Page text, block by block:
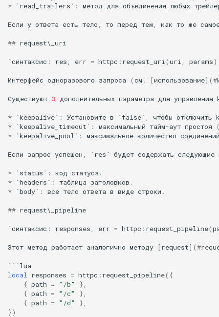
vod
vts
webp
xslt
xss
zip
zstd
*
` read_trailers ` : метод для объединения любых
Если у ответа есть тело то перед тем как то же
## request\ _uri
`синтаксис : res err = httpc : request_uri (uri params)
Интерфейс одноразового запроса (см . [использование](#
Существуют 3 дополнительных параметра для управления
* `keepalive` : Установите в `false` чтобы отключить
*
`keepalive_timeout ` : максимальный тайм-аут простоя
*
`keepalive_pool ` : максимальное количество
Если запрос успешен ` res ` будет содержать следующие
* ` status ` : код статуса .
*
`headers ` : таблица заголовков .
*
`body` : все тело ответа в виде строки .
## request\ _pipeline
`синтаксис : responses err = httpc : request_pipeline(
Этот метод работает аналогично методу [request](#
``` lua
local
responses = httpc : request_pipeline({
{ path = "/b"
},
{ path = "/c"
},
{ path = "/d"
},
})